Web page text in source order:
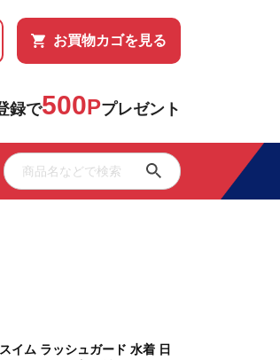
お買物カゴを見る
録で500Pプレゼント
イム ラッシュガード 水着 日